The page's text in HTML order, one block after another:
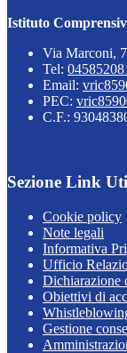
Istituto
Via Marconi,
Tel:
Email:
PEC:
C.F.:
Sezione Link
Cookie policy
Note legali
Informativa
Ufficio
Dichiarazione
Obiettivi di
Gestione